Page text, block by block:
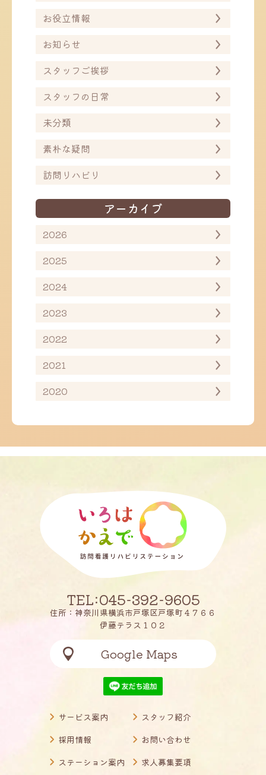
お役立情報
お知らせ
スタッフご挨拶
スタッフの日常
未分類
素朴な疑問
訪問リハビリ
アーカイブ
2026
2025
2024
2023
2022
2021
2020
TEL:045-392-9605
住所：神奈川県横浜市戸塚区戸塚町４７６６
伊藤テラス１０２
Google Maps
サービス案内
スタッフ紹介
採用情報
お問い合わせ
ステーション案内
求人募集要項